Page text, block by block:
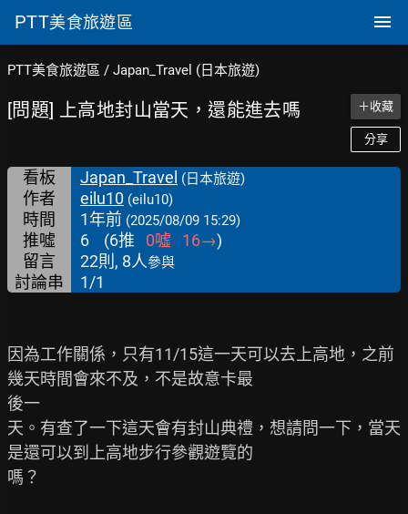
PTT美食旅遊區
PTT美食旅遊區 / Japan_Travel (日本旅遊)
[問題] 上高地封山當天，還能進去嗎 ＋收藏
分享
看板 Japan_Travel (日本旅遊)
作者 eilu10 (eilu10)
時間 1年前 (2025/08/09 15:29)
推噓 6 (6推 0噓 16→)
留言
22則, 8人參與
討論串 1/1
因為工作關係，只有11/15這一天可以去上高地，之前
幾天時間會來不及，不是故意卡最
後一
天。有查了一下這天會有封山典禮，想請問一下，當天
是還可以到上高地步行參觀遊覽的
嗎？